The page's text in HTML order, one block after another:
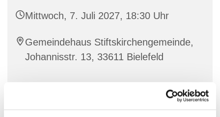
Mittwoch, 7. Juli 2027, 18:30 Uhr
Gemeindehaus Stiftskirchengemeinde,
Johannisstr. 13, 33611 Bielefeld